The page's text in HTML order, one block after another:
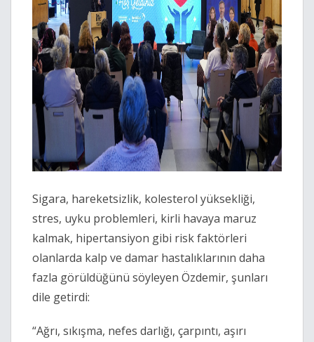
Sigara, hareketsizlik, kolesterol yüksekliği,
stres, uyku problemleri, kirli havaya maruz
kalmak, hipertansiyon gibi risk faktörleri
olanlarda kalp ve damar hastalıklarının daha
fazla görüldüğünü söyleyen Özdemir, şunları
dile getirdi:
“Ağrı, sıkışma, nefes darlığı, çarpıntı, aşırı